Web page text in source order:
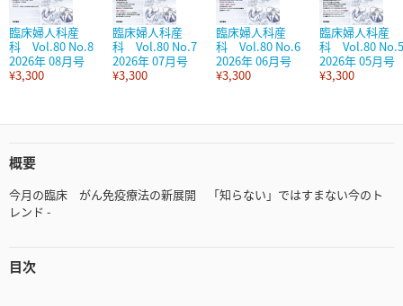
臨床婦人科産
科 Vol.80 No.8
2026年 08月号
¥3,300
臨床婦人科産
科 Vol.80 No.7
2026年 07月号
¥3,300
臨床婦人科産
科 Vol.80 No.6
2026年 06月号
¥3,300
臨床婦人科産
科 Vol.80 No.5
2026年 05月号
¥3,300
概要
今月の臨床 がん免疫療法の新展開 「知らない」ではすまない今のト
レンド -
目次